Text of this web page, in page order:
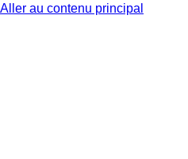
Aller au contenu principal